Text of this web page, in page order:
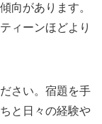
向があります。
ィーンほどより
さい。宿題を手
と日々の経験や